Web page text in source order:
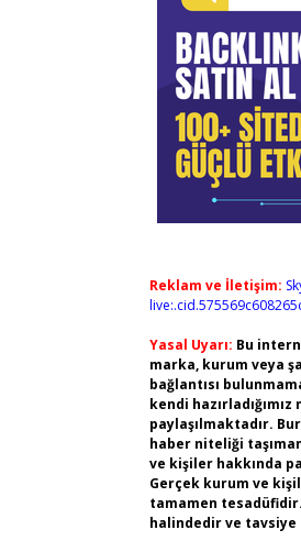
Reklam ve İletişim:
Yasal Uyarı: Bu
marka, kurum veya
bağlantısı
kendi
paylaşılmaktadır.
haber niteliği
ve kişiler hakkında
Gerçek kurum ve
tamamen
halindedir ve